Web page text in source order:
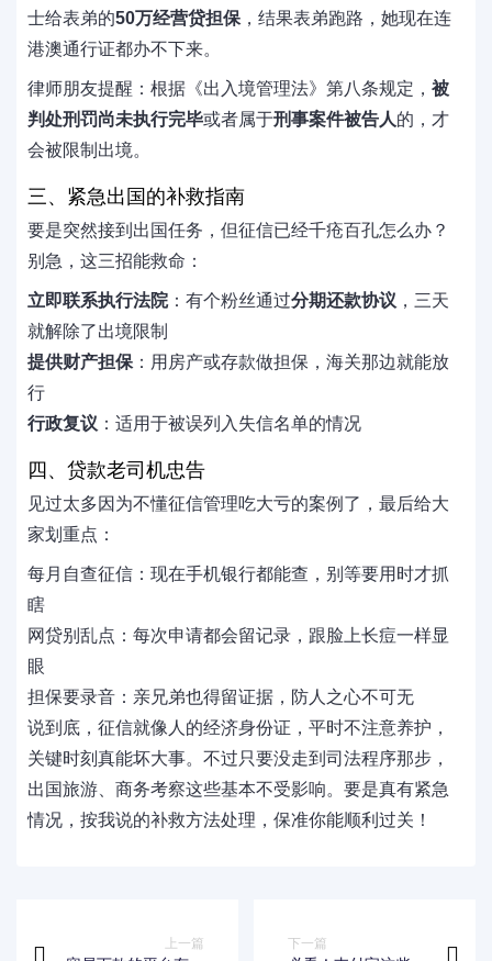
士给表弟的50万经营贷担保 ，结果表弟跑路，她现在连
港澳通行证都办不下来。
律师朋友提醒：根据《出入境管理法》第八条规定， 被
判处刑罚尚未执行完毕或者属于刑事案件被告人的，才
会被限制出境。
三、紧急出国的补救指南
要是突然接到出国任务，但征信已经千疮百孔怎么办？
别急，这三招能救命：
立即联系执行法院：有个粉丝通过分期还款协议 ，三天
就解除了出境限制
提供财产担保 ：用房产或存款做担保，海关那边就能放
行
行政复议 ：适用于被误列入失信名单的情况
四、贷款老司机忠告
见过太多因为不懂征信管理吃大亏的案例了，最后给大
家划重点：
每月自查征信：现在手机银行都能查，别等要用时才抓
瞎
网贷别乱点：每次申请都会留记录，跟脸上长痘一样显
眼
担保要录音：亲兄弟也得留证据，防人之心不可无
说到底，征信就像人的经济身份证，平时不注意养护，
关键时刻真能坏大事。不过只要没走到司法程序那步，
出国旅游、商务考察这些基本不受影响。要是真有紧急
情况，按我说的补救方法处理，保准你能顺利过关！
上一篇 下一篇